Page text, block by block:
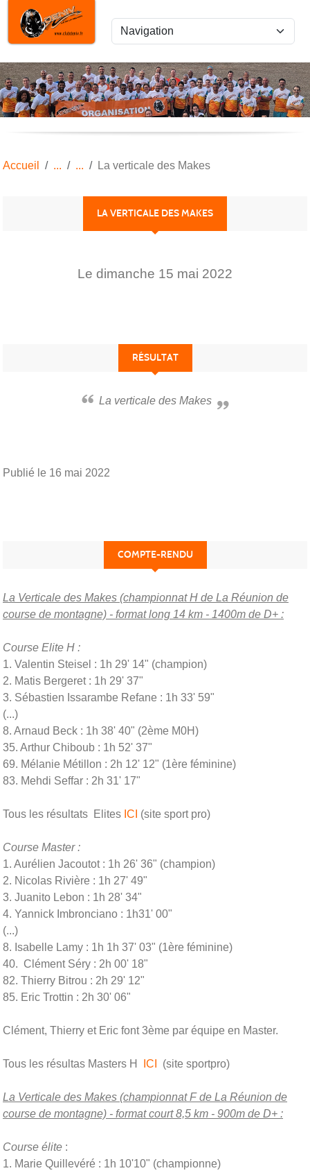
Accueil La verticale des Makes
LA VERTICALE DES MAKES
Le dimanche 15 mai 2022
RÉSULTAT
La verticale des Makes
Publié le 16 mai 2022
COMPTE-RENDU
La Verticale des Makes (championnat H de La Réunion de
course de montagne) - format long 14 km - 1400m de D+ :
Course Elite H :
1. Valentin Steisel : 1h 29' 14" (champion)
2. Matis Bergeret : 1h 29' 37"
3. Sébastien Issarambe Refane : 1h 33' 59"
(...)
8. Arnaud Beck : 1h 38' 40" (2ème M0H)
35. Arthur Chiboub : 1h 52' 37"
69. Mélanie Métillon : 2h 12' 12" (1ère féminine)
83. Mehdi Seffar : 2h 31' 17"
Tous les résultats Elites ICI (site sport pro)
Course Master :
1. Aurélien Jacoutot : 1h 26' 36" (champion)
2. Nicolas Rivière : 1h 27' 49"
3. Juanito Lebon : 1h 28' 34"
4. Yannick Imbronciano : 1h31' 00"
(...)
8. Isabelle Lamy : 1h 1h 37' 03" (1ère féminine)
40. Clément Séry : 2h 00' 18"
82. Thierry Bitrou : 2h 29' 12"
85. Eric Trottin : 2h 30' 06"
Clément, Thierry et Eric font 3ème par équipe en Master.
Tous les résultas Masters H ICI (site sportpro)
La Verticale des Makes (championnat F de La Réunion de
course de montagne) - format court 8,5 km - 900m de D+ :
Course élite :
1. Marie Quillevéré : 1h 10'10" (championne)
Panneau de gestion des cookies